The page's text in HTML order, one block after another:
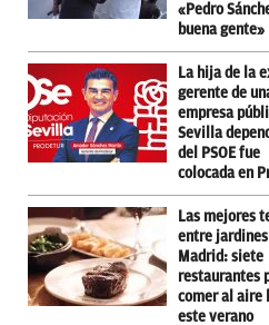
«Pedro
buena gente»
La hija de la
gerente de
empresa
Sevilla
del PSOE fue
colocada en
Las mejores
entre
Madrid: siete
restaurantes
comer al aire
este verano